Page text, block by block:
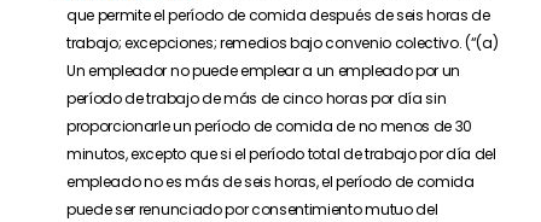
que permite el período de comida después de seis horas de
trabajo; excepciones; remedios bajo convenio colectivo. (“(a)
Un empleador no puede emplear a un empleado por un
período de trabajo de más de cinco horas por día sin
proporcionarle un período de comida de no menos de 30
minutos, excepto que si el período total de trabajo por día del
empleado no es más de seis horas, el período de comida
puede ser renunciado por consentimiento mutuo del